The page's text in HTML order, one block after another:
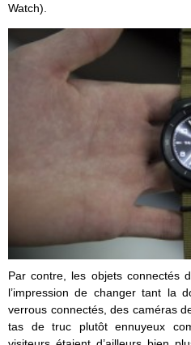
Watch).
Par contre, les objets connectés
l’impression de changer tant la
verrous connectés, des caméras
tas de truc plutôt ennuyeux